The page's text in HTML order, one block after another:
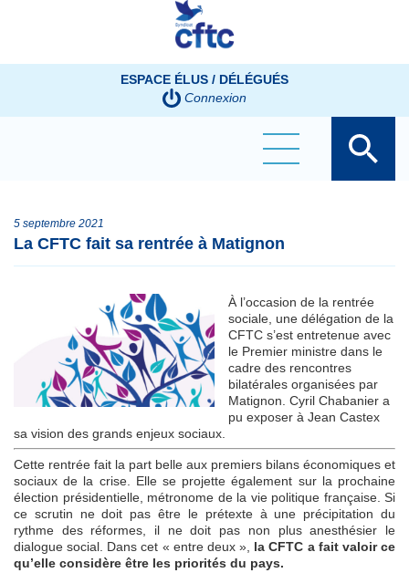
ESPACE ÉLUS / DÉLÉGUÉS
Connexion
5 septembre 2021
La CFTC fait sa rentrée à Matignon
À l’occasion de la rentrée
sociale, une délégation de la
CFTC s’est entretenue avec
le Premier ministre dans le
cadre des rencontres
bilatérales organisées par
Matignon. Cyril Chabanier a
pu exposer à Jean Castex
sa vision des grands enjeux sociaux.
Cette rentrée fait la part belle aux premiers bilans économiques et
sociaux de la crise. Elle se projette également sur la prochaine
élection présidentielle, métronome de la vie politique française. Si
ce scrutin ne doit pas être le prétexte à une précipitation du
rythme des réformes, il ne doit pas non plus anesthésier le
dialogue social. Dans cet « entre deux », la CFTC a fait valoir ce
qu’elle considère être les priorités du pays.
Panneau de gestion des cookies